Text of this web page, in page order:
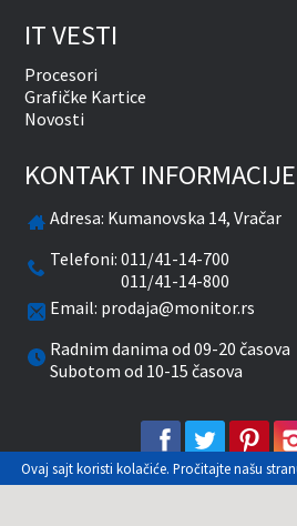
IT VESTI
Procesori
Grafičke Kartice
Novosti
KONTAKT INFORMACIJE
Adresa: Kumanovska 14, Vračar
Telefoni:011/41-14-700
011/41-14-800
Email: prodaja@monitor.rs
Radnim danima od 09-20 časova
Subotom od 10-15 časova
facebook
twitter
Ovaj sajt koristi kolačiće. Pročitajte našu